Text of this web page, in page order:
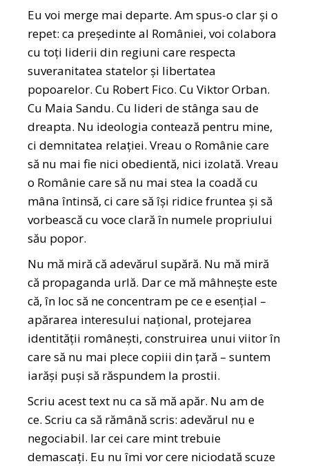
Eu voi merge mai departe. Am spus-o clar și o
repet: ca președinte al României, voi colabora
cu toți liderii din regiuni care respecta
suveranitatea statelor și libertatea
popoarelor. Cu Robert Fico. Cu Viktor Orban.
Cu Maia Sandu. Cu lideri de stânga sau de
dreapta. Nu ideologia contează pentru mine,
ci demnitatea relației. Vreau o Românie care
să nu mai fie nici obedientă, nici izolată. Vreau
o Românie care să nu mai stea la coadă cu
mâna întinsă, ci care să își ridice fruntea și să
vorbească cu voce clară în numele propriului
său popor.
Nu mă miră că adevărul supără. Nu mă miră
că propaganda urlă. Dar ce mă mâhnește este
că, în loc să ne concentram pe ce e esențial –
apărarea interesului național, protejarea
identității românești, construirea unui viitor în
care să nu mai plece copiii din țară – suntem
iarăși puși să răspundem la prostii.
Scriu acest text nu ca să mă apăr. Nu am de
ce. Scriu ca să rămână scris: adevărul nu e
negociabil. Iar cei care mint trebuie
demascați. Eu nu îmi vor cere niciodată scuze